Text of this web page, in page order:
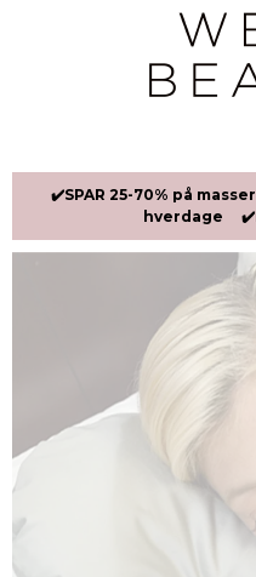
✔️SPAR 25-70% på
hverdage